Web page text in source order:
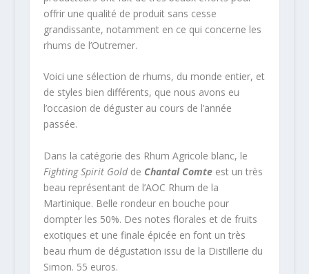
offrir une qualité de produit sans cesse
grandissante, notamment en ce qui concerne les
rhums de l’Outremer.
Voici une sélection de rhums, du monde entier, et
de styles bien différents, que nous avons eu
l’occasion de déguster au cours de l’année
passée.
Dans la catégorie des Rhum Agricole blanc, le
Fighting Spirit Goldde Chantal Comteest un très
beau représentant de l’AOC Rhum de la
Martinique. Belle rondeur en bouche pour
dompter les 50%. Des notes florales et de fruits
exotiques et une finale épicée en font un très
beau rhum de dégustation issu de la Distillerie du
Simon. 55 euros.